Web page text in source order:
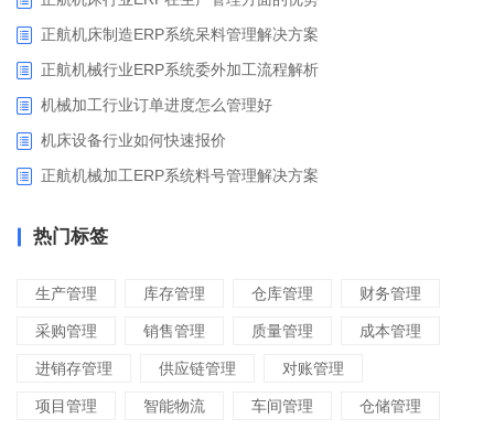
正航机床制造ERP系统呆料管理解决方案
正航机械行业ERP系统委外加工流程解析
机械加工行业订单进度怎么管理好
​机床设备行业如何快速报价
正航机械加工ERP系统料号管理解决方案
热门标签
生产管理 库存管理 仓库管理 财务管理
采购管理 销售管理 质量管理 成本管理
进销存管理 供应链管理 对账管理
项目管理 智能物流 车间管理 仓储管理